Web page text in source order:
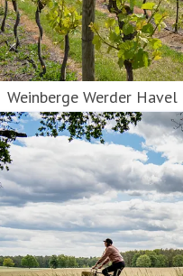
Weinberge Werder Havel